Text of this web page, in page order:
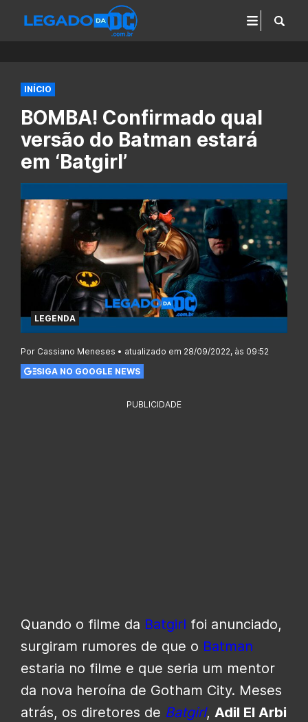
INÍCIO
BOMBA! Confirmado qual
versão do Batman estará
em ‘Batgirl’
LEGENDA
Por Cassiano Meneses • atualizado em 28/09/2022, às 09:52
SIGA NO GOOGLE NEWS
PUBLICIDADE
Quando o filme da Batgirl foi anunciado,
surgiram rumores de que o Batman
estaria no filme e que seria um mentor
da nova heroína de Gotham City. Meses
atrás, os diretores de Batgirl, Adil El Arbi